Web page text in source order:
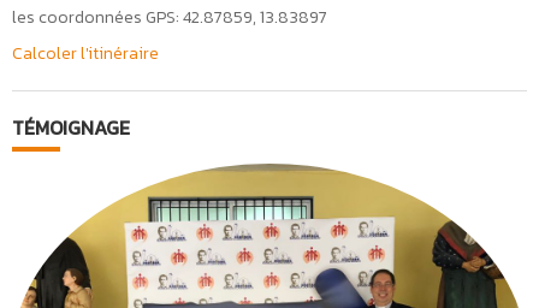
les coordonnées GPS: 42.87859, 13.83897
Calcoler l'itinéraire
TÉMOIGNAGE